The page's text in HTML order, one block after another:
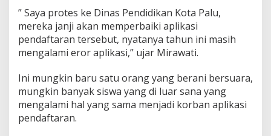
b
e
l
u
m
e
n
g
u
” Saya protes ke Dinas Pendidikan Kota Palu,
mereka janji akan memperbaiki aplikasi
pendaftaran tersebut, nyatanya tahun ini masih
mengalami eror aplikasi,” ujar Mirawati.
Ini mungkin baru satu orang yang berani bersuara,
mungkin banyak siswa yang di luar sana yang
mengalami hal yang sama menjadi korban aplikasi
pendaftaran.